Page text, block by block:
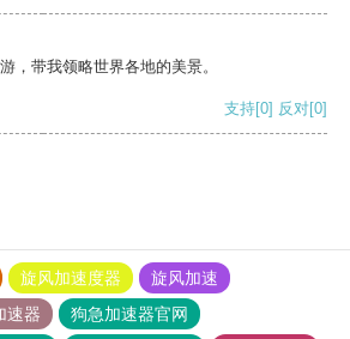
，带我领略世界各地的美景。
支持[0] 反对[0]
旋风加速度器
旋风加速
速器
狗急加速器官网